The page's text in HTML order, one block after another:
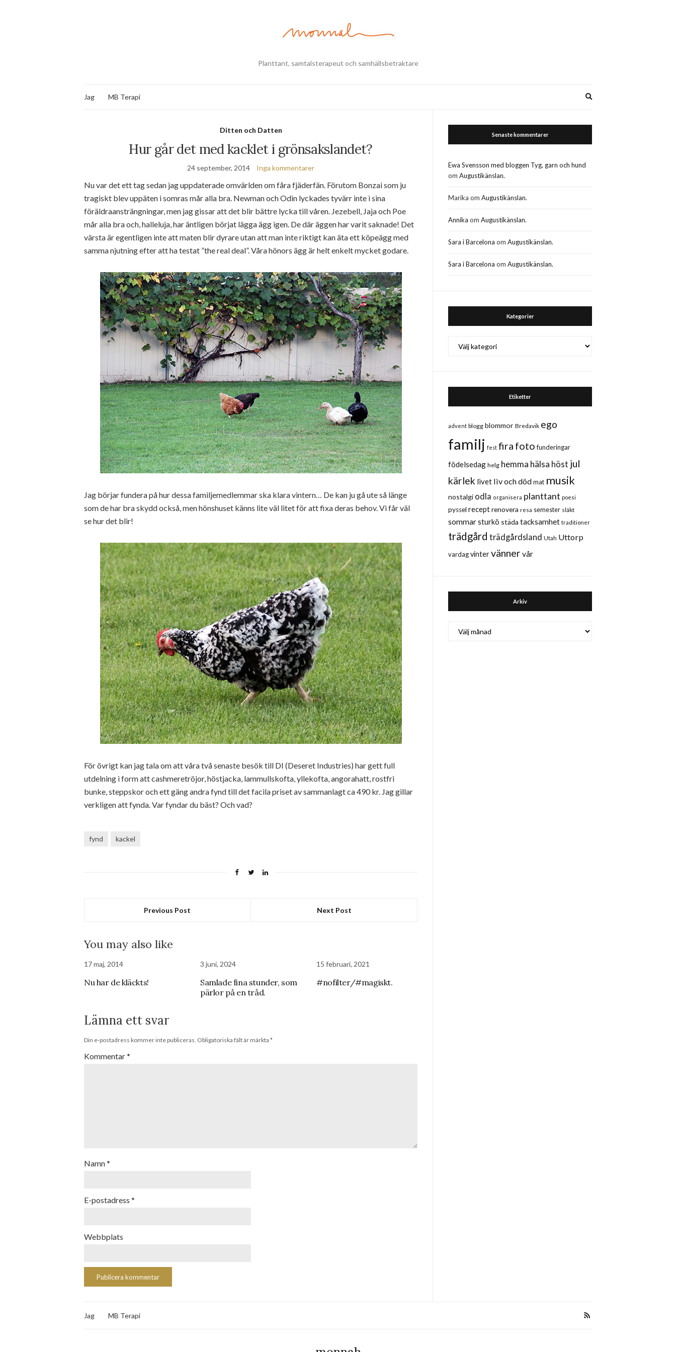
Planttant, samtalsterapeut och samhällsbetraktare
Jag MB Terapi
Ditten och Datten
Hur går det med kacklet i grönsakslandet?
24 september, 2014 Inga kommentarer
Nu var det ett tag sedan jag uppdaterade omvärlden om fåra fjäderfän. Förutom Bonzai som ju
tragiskt blev uppäten i somras mår alla bra. Newman och Odin lyckades tyvärr inte i sina
föräldraansträngningar, men jag gissar att det blir bättre lycka till våren. Jezebell, Jaja och Poe
mår alla bra och, halleluja, har äntligen börjat lägga ägg igen. De där äggen har varit saknade! Det
värsta är egentligen inte att maten blir dyrare utan att man inte riktigt kan äta ett köpeägg med
samma njutning efter att ha testat ”the real deal”. Våra hönors ägg är helt enkelt mycket godare.
Jag börjar fundera på hur dessa familjemedlemmar ska klara vintern… De kan ju gå ute så länge
som de har bra skydd också, men hönshuset känns lite väl litet för att fixa deras behov. Vi får väl
se hur det blir!
För övrigt kan jag tala om att våra två senaste besök till DI (Deseret Industries) har gett full
utdelning i form att cashmeretröjor, höstjacka, lammullskofta, yllekofta, angorahatt, rostfri
bunke, steppskor och ett gäng andra fynd till det facila priset av sammanlagt ca 490 kr. Jag gillar
verkligen att fynda. Var fyndar du bäst? Och vad?
fynd kackel
Previous Post Next Post
You may also like
17 maj, 2014
Nu har de kläckts!
3 juni, 2024
Samlade fina stunder, som
pärlor på en tråd.
15 februari, 2021
#nofilter/#magiskt.
Lämna ett svar
Din e-postadress kommer inte publiceras. Obligatoriska fält är märkta *
Kommentar*
Namn*
E-postadress *
Webbplats
Senaste kommentarer
Ewa Svensson med bloggen Tyg, garn och hund
omAugustikänslan.
Marika omAugustikänslan.
Annika omAugustikänslan.
Sara i Barcelona omAugustikänslan.
Sara i Barcelona omAugustikänslan.
Kategorier
Etiketter
advent blogg blommor Bredavik ego
familj fest fira foto funderingar
födelsedag helg hemma hälsa höst jul
kärlek livet liv och död mat musik
nostalgi odla organisera planttant poesi
pyssel receptrenovera resa semester släkt
sommarsturkö städa tacksamhet traditioner
trädgård trädgårdsland Utah Uttorp
vardag vintervänner vår
Arkiv
Jag MB Terapi